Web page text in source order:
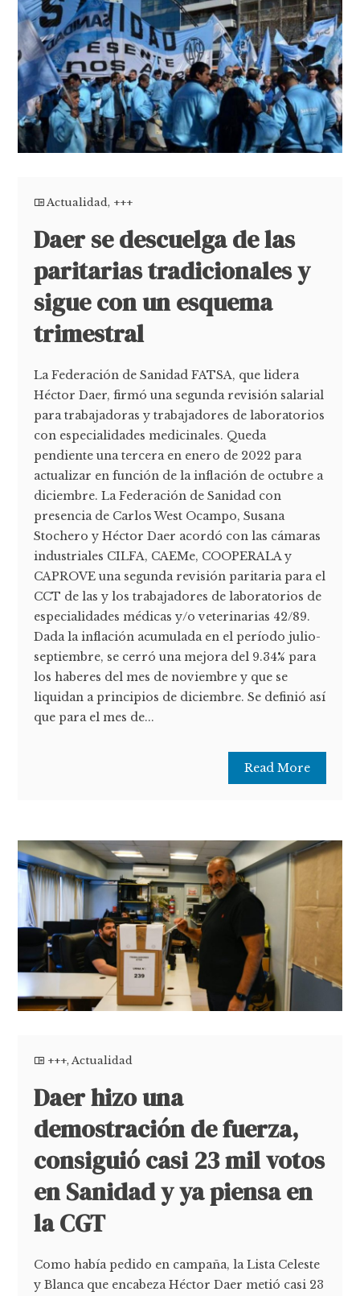
Actualidad, +++
Daer se descuelga de las
paritarias tradicionales y
sigue con un esquema
trimestral
La Federación de Sanidad FATSA, que lidera
Héctor Daer, firmó una segunda revisión salarial
para trabajadoras y trabajadores de laboratorios
con especialidades medicinales. Queda
pendiente una tercera en enero de 2022 para
actualizar en función de la inflación de octubre a
diciembre. La Federación de Sanidad con
presencia de Carlos West Ocampo, Susana
Stochero y Héctor Daer acordó con las cámaras
industriales CILFA, CAEMe, COOPERALA y
CAPROVE una segunda revisión paritaria para el
CCT de las y los trabajadores de laboratorios de
especialidades médicas y/o veterinarias 42/89.
Dada la inflación acumulada en el período julio-
septiembre, se cerró una mejora del 9.34% para
los haberes del mes de noviembre y que se
liquidan a principios de diciembre. Se definió así
que para el mes de...
Read More
+++,Actualidad
Daer hizo una
demostración de fuerza,
consiguió casi 23 mil votos
en Sanidad y ya piensa en
la CGT
Como había pedido en campaña, la Lista Celeste
y Blanca que encabeza Héctor Daer metió casi 23